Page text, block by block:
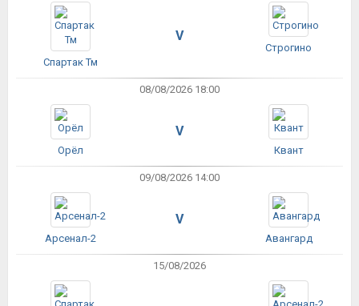
Спартак Тм
V
Строгино
08/08/2026 18:00
Орёл
V
Квант
09/08/2026 14:00
Арсенал-2
V
Авангард
15/08/2026